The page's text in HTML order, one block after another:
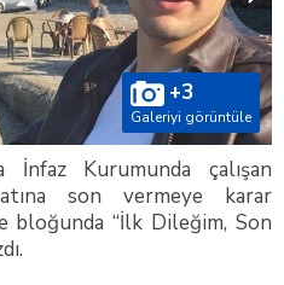
+3
Galeriyi görüntüle
İnfaz Kurumunda çalışan
son vermeye karar
bloğunda “İlk Dileğim, Son